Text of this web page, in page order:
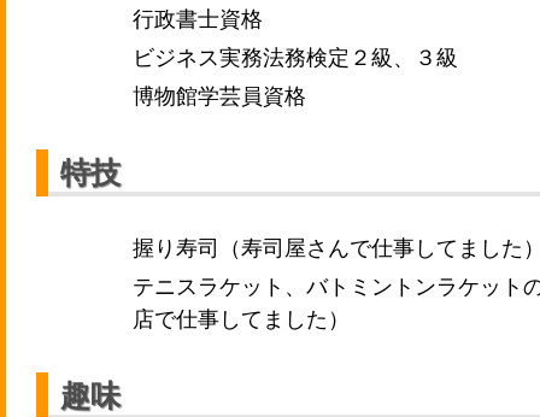
行政書士資格
ビジネス実務法務検定２級、３級
博物館学芸員資格
特技
握り寿司（寿司屋さんで仕事してました
テニスラケット、バトミントンラケット
店で仕事してました）
趣味